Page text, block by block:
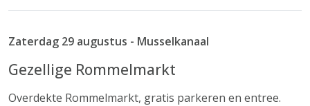
Zaterdag 29 augustus - Musselkanaal
Gezellige Rommelmarkt
Overdekte Rommelmarkt, gratis parkeren en entree.